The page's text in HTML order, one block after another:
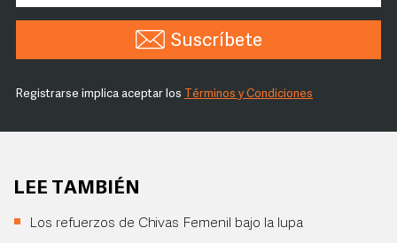
Suscríbete
Registrarse implica aceptar los Términos y Condiciones
LEE TAMBIÉN
Los refuerzos de Chivas Femenil bajo la lupa